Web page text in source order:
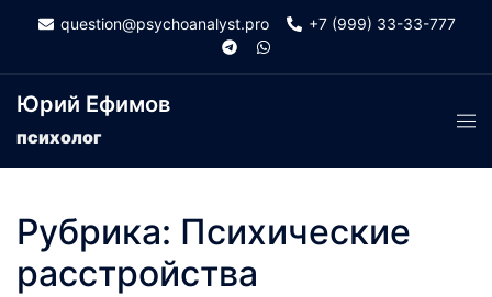
content
question@psychoanalyst.pro +7 (999) 33-33-777
Юрий Ефимов
психолог
Рубрика: Психические
расстройства